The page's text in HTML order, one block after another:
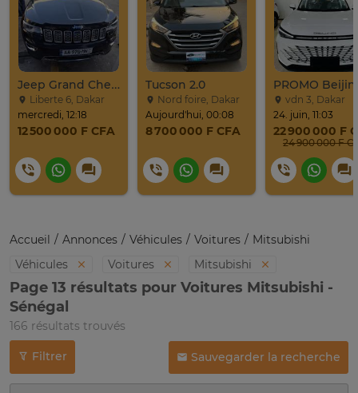
Jeep Grand Cherokee Overland 2019 À Vendre
Liberte 6, Dakar
mercredi, 12:18
12 500 000 F CFA
Tucson 2.0
Nord foire, Dakar
Aujourd'hui, 00:08
8 700 000 F CFA
vdn 3, Dakar
24. juin, 11:03
22 900 000 F
Accueil Annonces Véhicules Voitures
Mitsubishi
Véhicules
Voitures Mitsubishi
Page 13 résultats pour Voitures Mitsubishi -
Sénégal
166 résultats trouvés
Filtrer Sauvegarder la recherche